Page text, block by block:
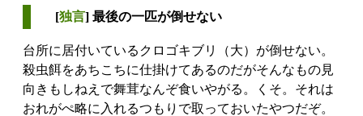
[独言] 最後の一匹が倒せない
台所に居付いているクロゴキブリ（大）が倒せない。
殺虫餌をあちこちに仕掛けてあるのだがそんなもの見
向きもしねえで舞茸なんぞ食いやがる。くそ。それは
おれがぺ略に入れるつもりで取っておいたやつだぞ。